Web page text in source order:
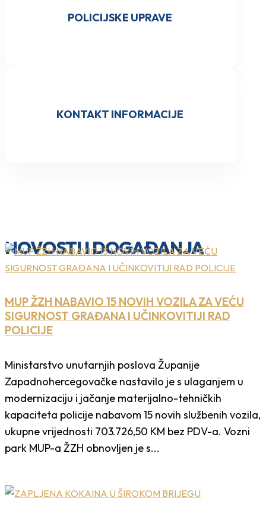
POLICIJSKE UPRAVE
KONTAKT INFORMACIJE
NOVOSTI I DOGAĐANJA
MUP ŽZH NABAVIO 15 NOVIH VOZILA ZA VEĆU
SIGURNOST GRAĐANA I UČINKOVITIJI RAD
POLICIJE
Ministarstvo unutarnjih poslova Županije
Zapadnohercegovačke nastavilo je s ulaganjem u
modernizaciju i jačanje materijalno-tehničkih
kapaciteta policije nabavom 15 novih službenih vozila,
ukupne vrijednosti 703.726,50 KM bez PDV-a. Vozni
park MUP-a ŽZH obnovljen je s...